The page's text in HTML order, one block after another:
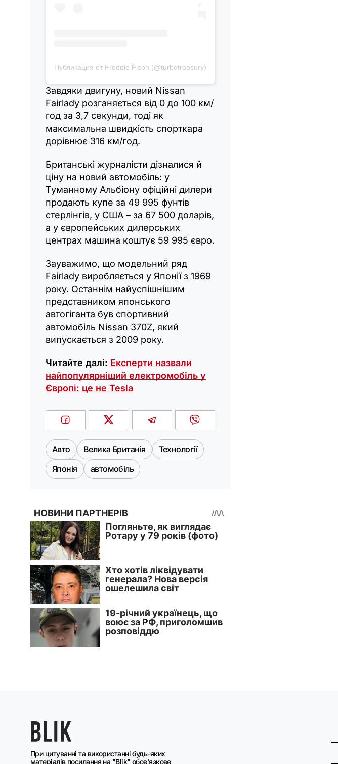
Публикация от Freddie Fison (@turbotreasury)
Завдяки двигуну, новий Nissan
Fairlady розганяється від 0 до 100 км/
год за 3,7 секунди, тоді як
максимальна швидкість спорткара
дорівнює 316 км/год.
Британські журналісти дізналися й
ціну на новий автомобіль: у
Туманному Альбіону офіційні дилери
продають купе за 49 995 фунтів
стерлінгів, у США – за 67 500 доларів,
а у європейських дилерських
центрах машина коштує 59 995 євро.
Зауважимо, що модельний ряд
Fairlady виробляється у Японії з 1969
року. Останнім найуспішнішим
представником японського
автогіганта був спортивний
автомобіль Nissan 370Z, який
випускається з 2009 року.
Читайте далі: Експерти назвали
найпопулярніший електромобіль у
Європі: це не Tesla
Авто Велика Британія
Технології
Японія
автомобіль
При цитуванні та використанні будь-яких
матеріалів посилання на "Blik" обов'язкове